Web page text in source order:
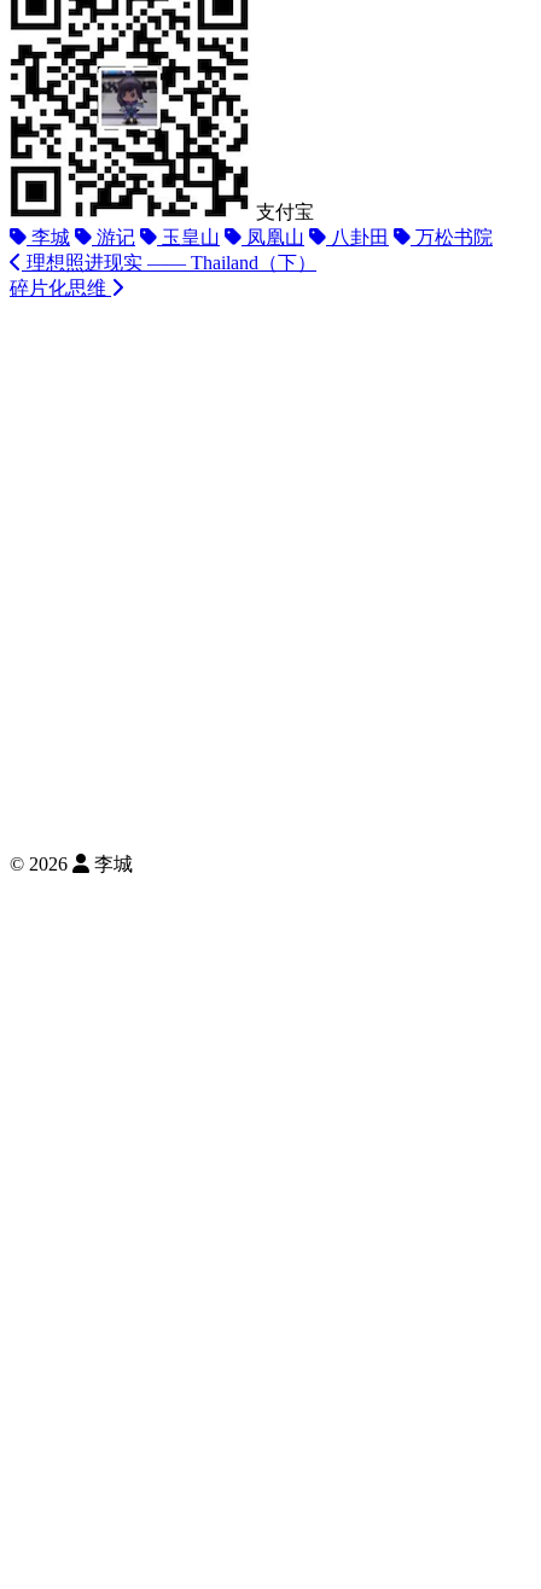
支付宝
李城
游记 玉皇山 凤凰山 八卦田
万松书院
理想照进现实 —— Thailand（下）
碎片化思维
© 2026 李城